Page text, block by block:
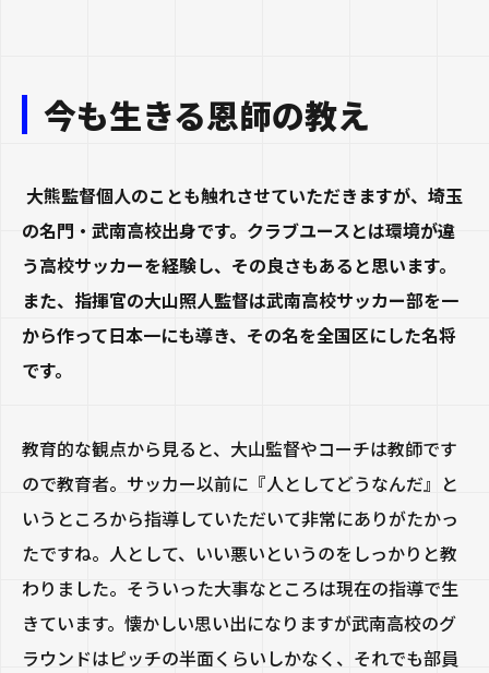
今も生きる恩師の教え
大熊監督個人のことも触れさせていただきますが、埼玉
の名門・武南高校出身です。クラブユースとは環境が違
う高校サッカーを経験し、その良さもあると思います。
また、指揮官の大山照人監督は武南高校サッカー部を一
から作って日本一にも導き、その名を全国区にした名将
です。
教育的な観点から見ると、大山監督やコーチは教師です
ので教育者。サッカー以前に『人としてどうなんだ』と
いうところから指導していただいて非常にありがたかっ
たですね。人として、いい悪いというのをしっかりと教
わりました。そういった大事なところは現在の指導で生
きています。懐かしい思い出になりますが武南高校のグ
ラウンドはピッチの半面くらいしかなく、それでも部員